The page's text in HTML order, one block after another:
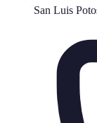
San Luis